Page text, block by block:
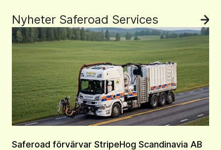
Nyheter Saferoad Services Se
Saferoad förvärvar StripeHog Scandinavia AB